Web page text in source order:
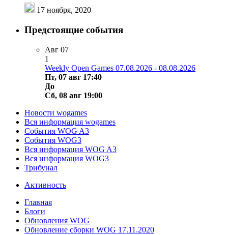
17 ноября, 2020
Предстоящие события
Авг 07
1
Weekly Open Games 07.08.2026 - 08.08.2026
Пт, 07 авг 17:40
До
Сб, 08 авг 19:00
Новости wogames
Вся информация wogames
События WOG A3
События WOG3
Вся информация WOG A3
Вся информация WOG3
Трибунал
Активность
Главная
Блоги
Обновления WOG
Обновление сборки WOG 17.11.2020